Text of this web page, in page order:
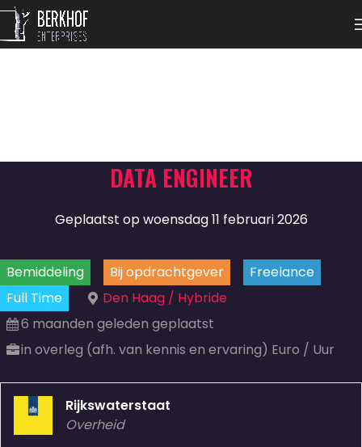
DATA ENGINEER
Geplaatst op woensdag 11 februari 2026
Bemiddeling Bij opdrachtgever
Freelance
Full Time
Den Haag / Hybride
6 maanden geleden geplaatst
in overleg (afh. van kennis en ervaring) Euro / Uur
Rijkswaterstaat
Overheid